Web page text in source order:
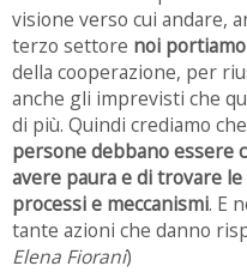
visione verso cui andare,
terzo settore noi
della cooperazione, per
anche gli imprevisti che
di più. Quindi crediamo
persone debbano essere
avere paura e di trovare
processi e meccanismi. E
tante azioni che danno
Elena Fiorani)